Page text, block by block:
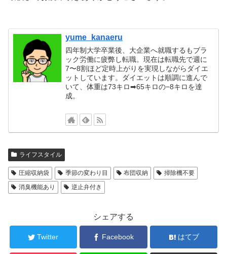
yume_kanaeru
四年制大学卒業後、大企業へ就職するもブラ
ック労働に疲弊し転職。現在は転職先で週に
7〜8割ほど定時上がりを実現しながらダイエ
ットしています。ダイエットは順調に進んで
いて、体重は73キロ➡65キロの−8キロを達
成。
ライフスタイル
圧縮収納袋 季節の変わり目 布団収納
掃除機不要
消臭機能あり
逆止弁付き
シェアする
Twitter Facebook はてブ